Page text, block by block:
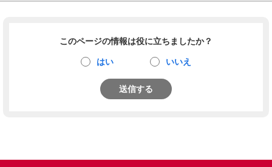
このページの情報は役に立ちましたか？
はい いいえ
送信する